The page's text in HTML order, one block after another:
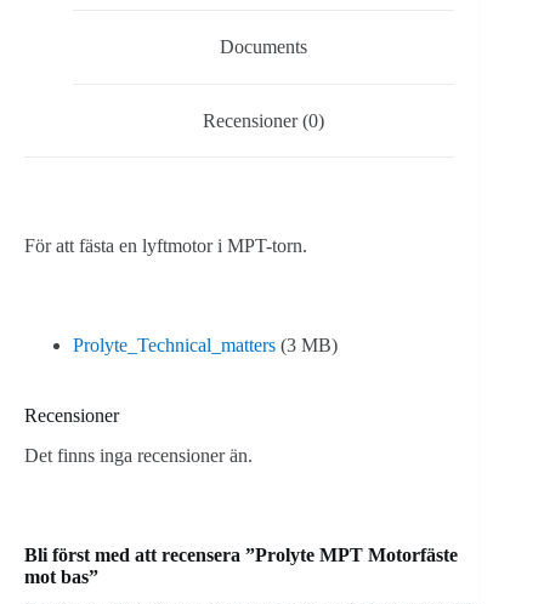
Documents
Recensioner (0)
För att fästa en lyftmotor i MPT-torn.
Prolyte_Technical_matters (3 MB)
Recensioner
Det finns inga recensioner än.
Bli först med att recensera ”Prolyte MPT Motorfäste
mot bas”